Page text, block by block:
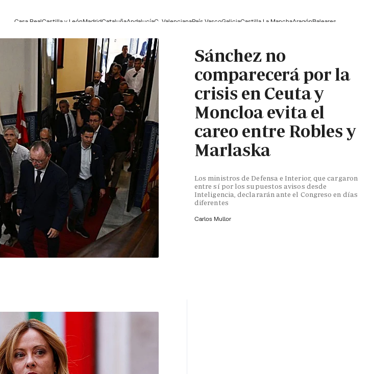
Casa RealCastilla y LeónMadridCataluñaAndalucíaC. ValencianaPaís VascoGaliciaCastilla La ManchaAragónBaleares
Sánchez no
comparecerá por la
crisis en Ceuta y
Moncloa evita el
careo entre Robles y
Marlaska
Los ministros de Defensa e Interior, que cargaron
entre sí por los supuestos avisos desde
Inteligencia, declararán ante el Congreso en días
diferentes
Carlos Mullor